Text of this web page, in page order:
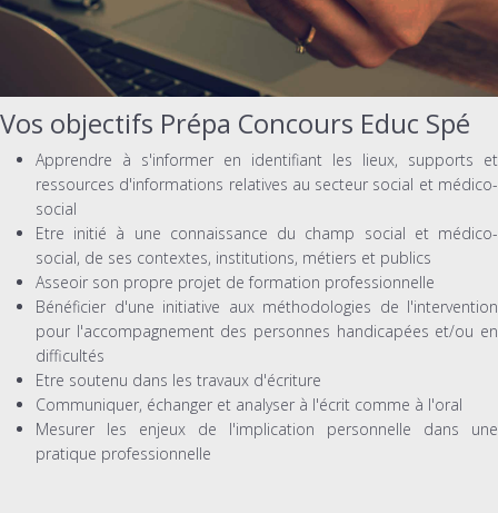
Vos objectifs Prépa Concours Educ Spé
Apprendre à s'informer en identifiant les lieux, supports et
ressources d'informations relatives au secteur social et médico-
social
Etre initié à une connaissance du champ social et médico-
social, de ses contextes, institutions, métiers et publics
Asseoir son propre projet de formation professionnelle
Bénéficier d'une initiative aux méthodologies de l'intervention
pour l'accompagnement des personnes handicapées et/ou en
difficultés
Etre soutenu dans les travaux d'écriture
Communiquer, échanger et analyser à l'écrit comme à l'oral
Mesurer les enjeux de l'implication personnelle dans une
pratique professionnelle